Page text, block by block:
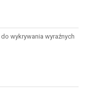
wykrywania wyraźnych